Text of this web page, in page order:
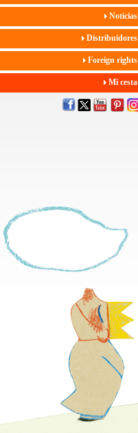
Noticias
Distribuidores
Foreign rights
Mi cesta